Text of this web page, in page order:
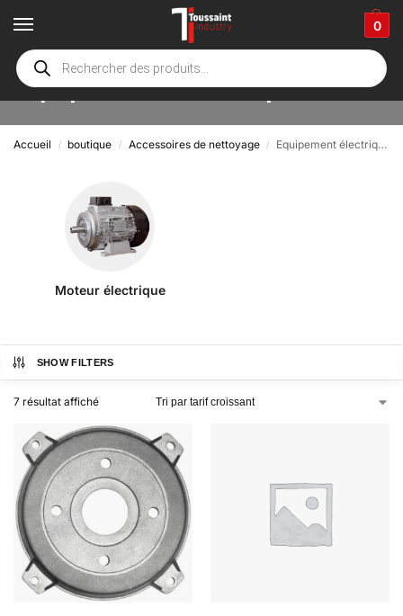
0
Equipement électrique
Accueil / boutique / Accessoires de nettoyage / Equipement électrique
Moteur électrique
SHOW FILTERS
7 résultat affiché